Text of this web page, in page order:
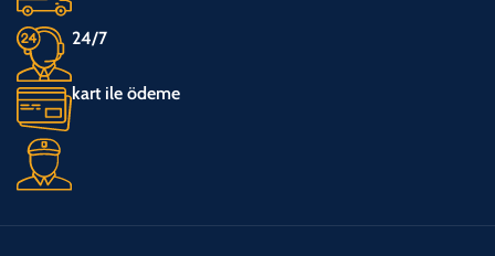
24/7
kart ile ödeme